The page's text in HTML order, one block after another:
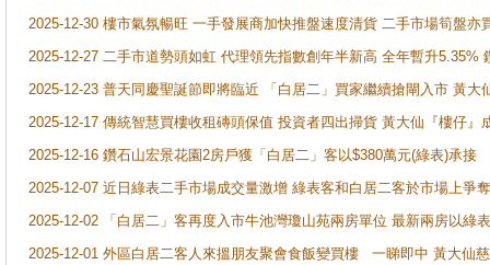
2025-12-30 樓市氣氛暢旺 一手發展商加快推盤速度清貨 二手市場筍盤
2025-12-27 二手市道勢頭如虹 代理領先指數創年半新高 全年暫升5.35%
2025-12-23 普天同慶聖誕節即將臨近 「白居二」買家繼續搶閘入市 黃
2025-12-17 傳統智慧買樓收租磚頭保值 投資者四出掃貨 黃大仙『樓仔
2025-12-16 鑽石山宏景花園2房戶獲「白居二」客以$380萬元(綠表)承接
2025-12-07 近日綠表二手市場成交量激增 綠表客和白居二客於市場上
2025-12-02 「白居二」客再度入市牛池灣瓊山苑兩房單位 最新兩房以綠
2025-12-01 外區白居二客人來搵朋友聚會食飯變買樓 一睇即中 黃大仙